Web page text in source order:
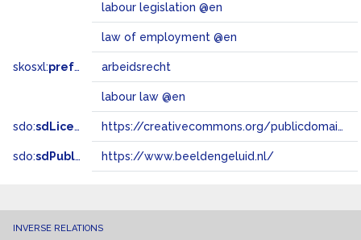
labour legislation @en
law of employment @en
skosxl:prefLabel arbeidsrecht
labour law @en
sdo:sdLicense https://creativecommons.org/publicdomain/zero/1.0/
sdo:sdPublisher https://www.beeldengeluid.nl/
INVERSE RELATIONS